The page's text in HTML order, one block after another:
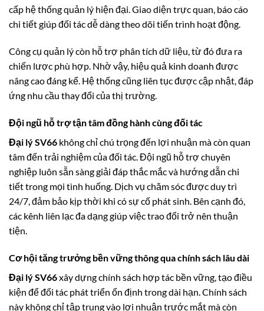
cấp hệ thống quản lý hiện đại. Giao diện trực quan, báo cáo
chi tiết giúp đối tác dễ dàng theo dõi tiến trình hoạt động.
Công cụ quản lý còn hỗ trợ phân tích dữ liệu, từ đó đưa ra
chiến lược phù hợp. Nhờ vậy, hiệu quả kinh doanh được
nâng cao đáng kể. Hệ thống cũng liên tục được cập nhật, đáp
ứng nhu cầu thay đổi của thị trường.
Đội ngũ hỗ trợ tận tâm đồng hành cùng đối tác
Đại lý SV66 không chỉ chú trọng đến lợi nhuận mà còn quan
tâm đến trải nghiệm của đối tác. Đội ngũ hỗ trợ chuyên
nghiệp luôn sẵn sàng giải đáp thắc mắc và hướng dẫn chi
tiết trong mọi tình huống. Dịch vụ chăm sóc được duy trì
24/7, đảm bảo kịp thời khi có sự cố phát sinh. Bên cạnh đó,
các kênh liên lạc đa dạng giúp việc trao đổi trở nên thuận
tiện.
Cơ hội tăng trưởng bền vững thông qua chính sách lâu dài
Đại lý SV66xây dựng chính sách hợp tác bền vững, tạo điều
kiện để đối tác phát triển ổn định trong dài hạn. Chính sách
này không chỉ tập trung vào lợi nhuận trước mắt mà còn